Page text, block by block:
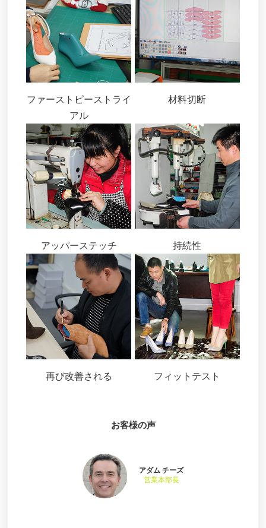
ファーストピーストライ
アル
材料切断
アッパーステッチ 持続性
再び改善される フィットテスト
お客様の声
アダム チーズ
営業本部長